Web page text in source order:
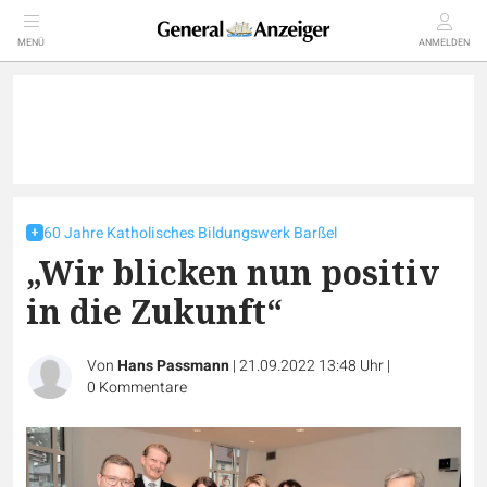
MENÜ ANMELDEN
60 Jahre Katholisches Bildungswerk Barßel
„Wir blicken nun positiv
in die Zukunft“
VonHans Passmann|21.09.2022 13:48 Uhr|
0 Kommentare